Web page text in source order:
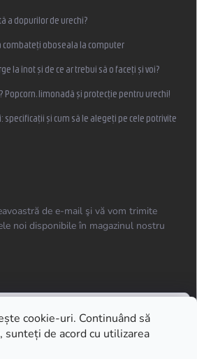
cookie-uri. Continuând să
sunteți de acord cu utilizarea
a dopurilor de urechi?
combateți oboseala la computer
la înot și de ce ar trebui să o faceți și voi?
Popcorn, limonadă și protecție pentru urechi!
specificații și cum să le alegeți pe cele potrivite
de e-mail şi vă vom trimite
noi disponibile în magazinul nostru